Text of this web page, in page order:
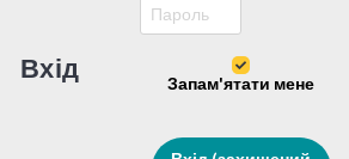
Вхід
Запам'ятати мене